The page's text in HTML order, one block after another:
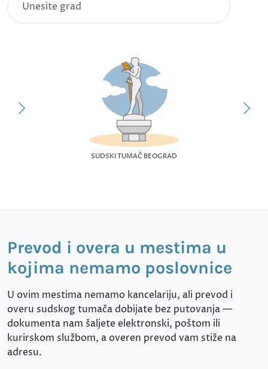
SUDSKI TUMAČ BEOGRAD
Prevod i overa u mestima u
kojima nemamo poslovnice
U ovim mestima nemamo kancelariju, ali prevod i
overu sudskog tumača dobijate bez putovanja —
dokumenta nam šaljete elektronski, poštom ili
kurirskom službom, a overen prevod vam stiže na
adresu.